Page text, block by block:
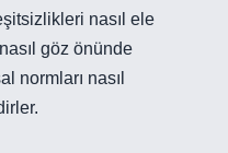
nasıl ele
göz önünde
normları nasıl